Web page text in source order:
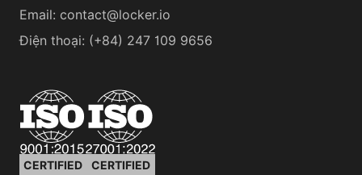
Email: contact@locker.io
Điện thoại: (+84) 247 109 9656
CERTIFIED CERTIFIED